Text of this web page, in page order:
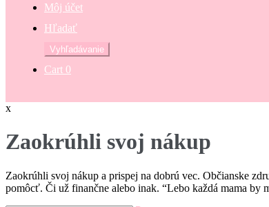
Môj účet
Hľadať
Hľadať:
Vyhľadávanie
Cart 0
x
Zaokrúhli svoj nákup
Zaokrúhli svoj nákup a prispej na dobrú vec. Občianske
pomôcť. Či už finančne alebo inak. “Lebo každá mama